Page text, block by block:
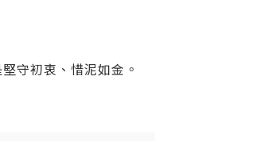
守初衷、惜泥如金。